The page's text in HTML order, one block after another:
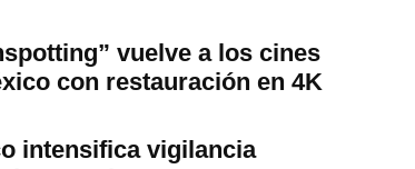
vuelve a los cines
con restauración en 4K
intensifica vigilancia